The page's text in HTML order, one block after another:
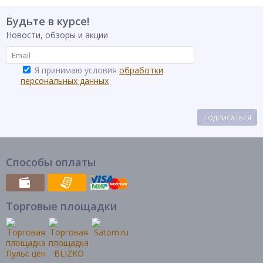
Тип товара
Маска для лица
Бренд
ЮНИLOOK
Будьте в курсе!
Новости, обзоры и акции
Я принимаю условия обработки
персональных данных
ПОДПИСАТЬСЯ
Способы оплаты
Торговые площадки